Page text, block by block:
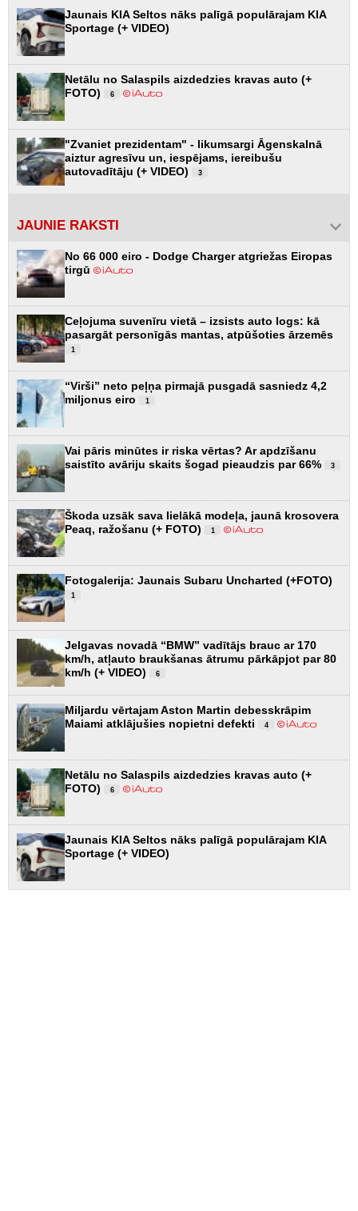
Jaunais KIA Seltos nāks palīgā populārajam KIA
Sportage (+ VIDEO)
Netālu no Salaspils aizdedzies kravas auto (+
FOTO)
6
"Zvaniet prezidentam" - likumsargi Āgenskalnā
aiztur agresīvu un, iespējams, iereibušu
autovadītāju (+ VIDEO)
3
JAUNIE RAKSTI
No 66 000 eiro - Dodge Charger atgriežas Eiropas
tirgū
Ceļojuma suvenīru vietā – izsists auto logs: kā
pasargāt personīgās mantas, atpūšoties ārzemēs
1
“Virši” neto peļņa pirmajā pusgadā sasniedz 4,2
miljonus eiro
1
Vai pāris minūtes ir riska vērtas? Ar apdzīšanu
saistīto avāriju skaits šogad pieaudzis par 66%
3
Škoda uzsāk sava lielākā modeļa, jaunā krosovera
Peaq, ražošanu (+ FOTO)
1
Fotogalerija: Jaunais Subaru Uncharted (+FOTO)
1
Jelgavas novadā “BMW” vadītājs brauc ar 170
km/h, atļauto braukšanas ātrumu pārkāpjot par 80
km/h (+ VIDEO)
6
Miljardu vērtajam Aston Martin debesskrāpim
Maiami atklājušies nopietni defekti
4
Netālu no Salaspils aizdedzies kravas auto (+
FOTO)
6
Jaunais KIA Seltos nāks palīgā populārajam KIA
Sportage (+ VIDEO)